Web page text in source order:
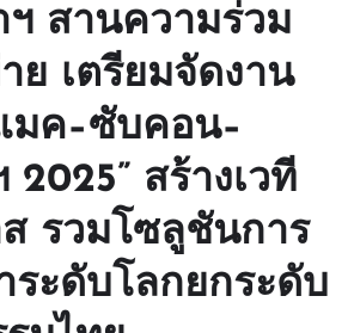
สานความร่วม
ย เตรียมจัดงาน
มค–ซับคอน–
สร้างเวที
รวมโซลูชันการ
ะดับโลกยกระดับ